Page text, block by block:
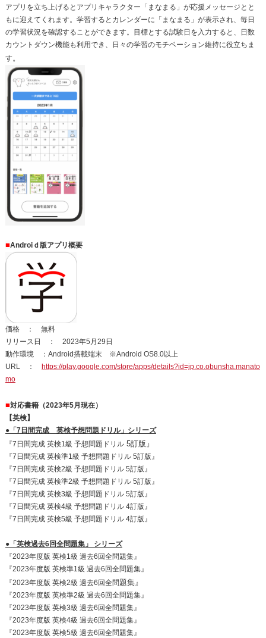
アプリを立ち上げるとアプリキャラクター「まなまる」が応援メッセージとと
もに迎えてくれます。学習するとカレンダーに「まなまる」が表示され、毎日
の学習状況を確認することができます。目標とする試験日を入力すると、日数
カウントダウン機能も利用でき、日々の学習のモチベーション維持に役立ちま
す。
■Androiｄ版アプリ概要
価格 ： 無料
リリース日 ： 2023年5月29日
動作環境 ：Android搭載端末 ※Android OS8.0以上
URL ： https://play.google.com/store/apps/details?id=jp.co.obunsha.manato
mo
■対応書籍（2023年5月現在）
【英検】
●「7日間完成 英検予想問題ドリル」シリーズ
『7日間完成 英検1級 予想問題ドリル5訂版』
『7日間完成 英検準1級 予想問題ドリル 5訂版』
『7日間完成 英検2級 予想問題ドリル 5訂版』
『7日間完成 英検準2級 予想問題ドリル 5訂版』
『7日間完成 英検3級 予想問題ドリル 5訂版』
『7日間完成 英検4級 予想問題ドリル 4訂版』
『7日間完成 英検5級 予想問題ドリル 4訂版』
●「英検過去6回全問題集」 シリーズ
『2023年度版 英検1級 過去6回全問題集』
『2023年度版 英検準1級 過去6回全問題集』
『2023年度版 英検2級 過去6回全問題集』
『2023年度版 英検準2級 過去6回全問題集』
『2023年度版 英検3級 過去6回全問題集』
『2023年度版 英検4級 過去6回全問題集』
『2023年度版 英検5級 過去6回全問題集』